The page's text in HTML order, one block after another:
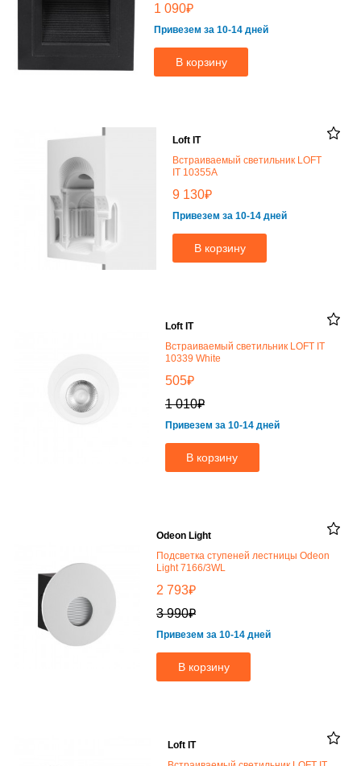
1 090₽
Привезем за 10-14 дней
В корзину
Loft IT
Встраиваемый светильник LOFT
IT 10355A
9 130₽
Привезем за 10-14 дней
В корзину
Loft IT
Встраиваемый светильник LOFT IT
10339 White
505₽
1 010₽
Привезем за 10-14 дней
В корзину
Odeon Light
Подсветка ступеней лестницы Odeon
Light 7166/3WL
2 793₽
3 990₽
Привезем за 10-14 дней
В корзину
Loft IT